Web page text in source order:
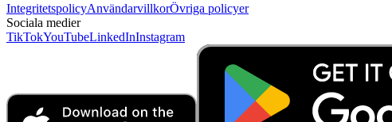
IntegritetspolicyAnvändarvillkorÖvriga policyer
Sociala medier
TikTokYouTubeLinkedInInstagram